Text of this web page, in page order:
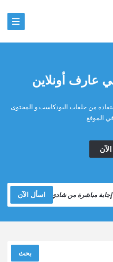
عارف أونلاين
من حلقات البودكاست و المحتوى
الموقع
اسأل الآن
بحث